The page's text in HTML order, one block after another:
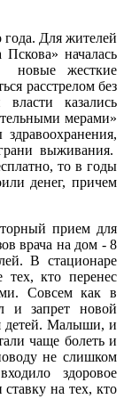
Для жителей
Пскова» началась
новые жесткие
расстрелом без
казались
мерами»
выживания.
то в годы
денег, причем
прием для
врача на дом - 8
В стационаре
кто перенес
Совсем как в
и запрет новой
детей. Малыши, и
чаще болеть и
не слишком
здоровое
на тех, кто